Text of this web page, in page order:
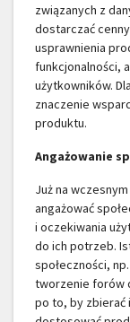
związanych z
dostarczać
usprawnienia
funkcjonalności,
użytkowników.
znaczenie
produktu.
Angażowanie
Już na
angażować
i oczekiwania
do ich potrzeb.
społeczności,
tworzenie forów
po to, by zbierać